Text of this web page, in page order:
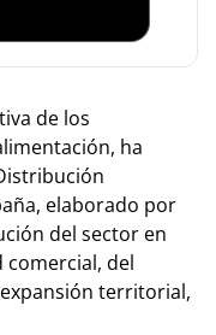
de los
ha
elaborado por
del sector en
del
territorial,